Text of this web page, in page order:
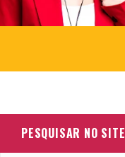
PESQUISAR NO SITE